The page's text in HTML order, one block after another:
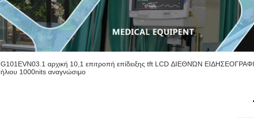
G101EVN03.1 αρχική 10,1 επιτροπή επίδειξης tft LCD ΔΙΕΘΝΏΝ
ήλιου 1000nits αναγνώσιμο